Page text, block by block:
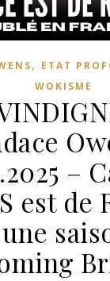
, ETAT
WOKISME
–
est de